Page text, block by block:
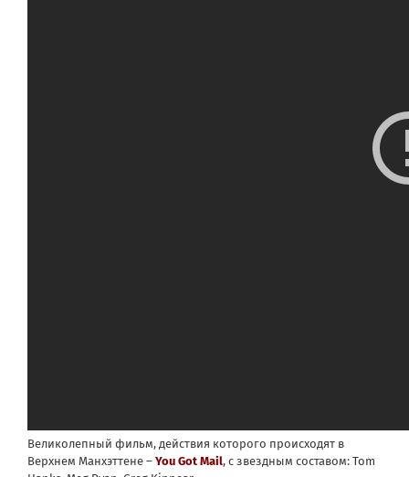
Великолепный фильм, действия которого происходят в
Верхнем Манхэттене – You Got Mail, с звездным составом: Tom